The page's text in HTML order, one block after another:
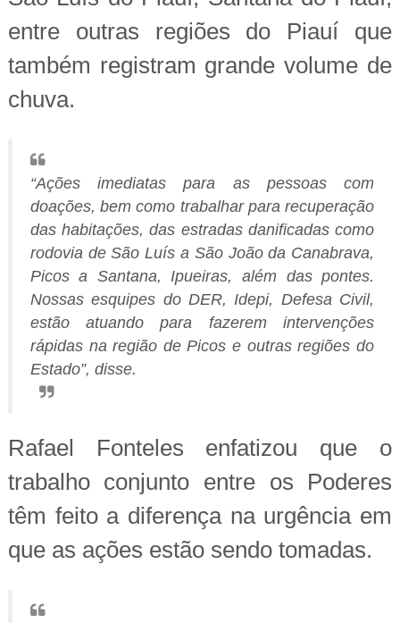
entre outras regiões do Piauí que
também registram grande volume de
chuva.
“Ações imediatas para as pessoas com
doações, bem como trabalhar para recuperação
das habitações, das estradas danificadas como
rodovia de São Luís a São João da Canabrava,
Picos a Santana, Ipueiras, além das pontes.
Nossas esquipes do DER, Idepi, Defesa Civil,
estão atuando para fazerem intervenções
rápidas na região de Picos e outras regiões do
Estado”, disse.
Rafael Fonteles enfatizou que o
trabalho conjunto entre os Poderes
têm feito a diferença na urgência em
que as ações estão sendo tomadas.